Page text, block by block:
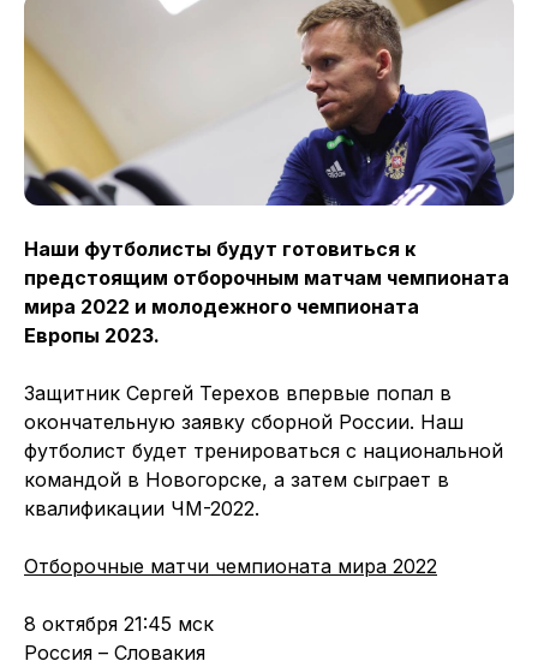
Наши футболисты будут готовиться к
предстоящим отборочным матчам чемпионата
мира 2022 и молодежного чемпионата
Европы 2023.
Защитник Сергей Терехов впервые попал в
окончательную заявку сборной России. Наш
футболист будет тренироваться с национальной
командой в Новогорске, а затем сыграет в
квалификации ЧМ-2022.
Отборочные матчи чемпионата мира 2022
8 октября 21:45 мск
Россия – Словакия